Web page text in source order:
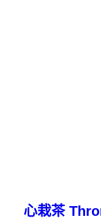
心栽茶